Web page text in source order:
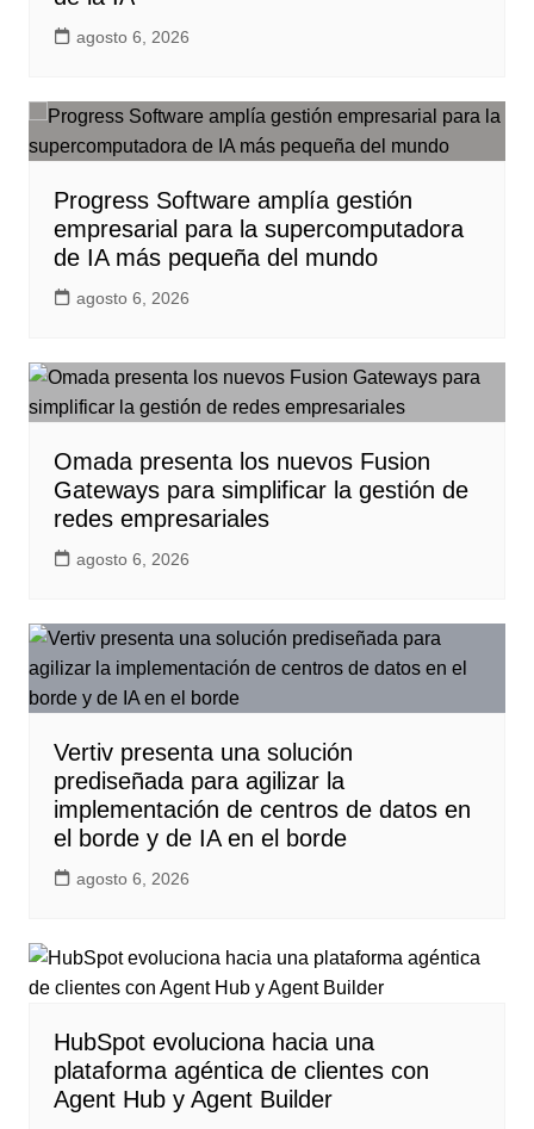
agosto 6, 2026
Progress Software amplía gestión
empresarial para la supercomputadora
de IA más pequeña del mundo
agosto 6, 2026
Omada presenta los nuevos Fusion
Gateways para simplificar la gestión de
redes empresariales
agosto 6, 2026
Vertiv presenta una solución
prediseñada para agilizar la
implementación de centros de datos en
el borde y de IA en el borde
agosto 6, 2026
HubSpot evoluciona hacia una
plataforma agéntica de clientes con
Agent Hub y Agent Builder